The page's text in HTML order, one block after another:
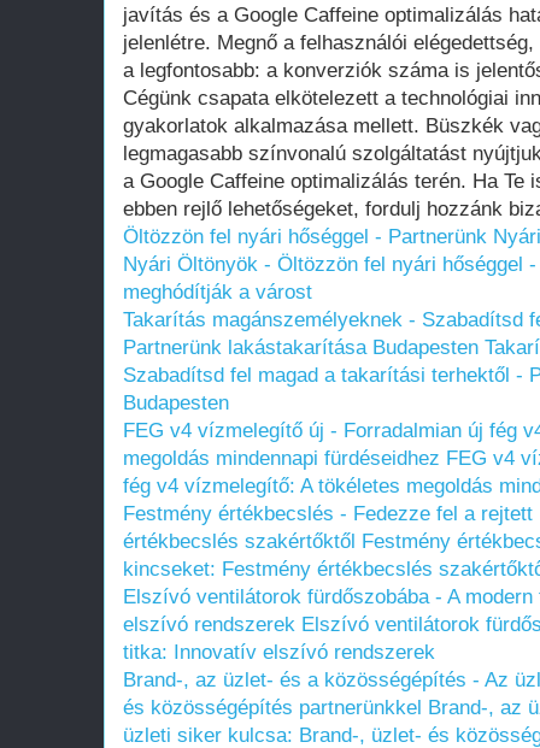
javítás és a Google Caffeine optimalizálás
jelenlétre. Megnő a felhasználói
a legfontosabb: a konverziók száma is
Cégünk csapata elkötelezett a technológiai
gyakorlatok alkalmazása mellett. Büszkék
legmagasabb színvonalú szolgáltatást
a Google Caffeine optimalizálás terén. Ha Te
ebben rejlő lehetőségeket, fordulj hozzánk
Öltözzön fel nyári hőséggel - Partnerünk
Nyári Öltönyök - Öltözzön fel nyári hőséggel
meghódítják a várost
Takarítás magánszemélyeknek - Szabadítsd
Partnerünk lakástakarítása Budapesten
Szabadítsd fel magad a takarítási terhektől -
Budapesten
FEG v4 vízmelegítő új - Forradalmian új fég
megoldás mindennapi fürdéseidhez FEG v4
fég v4 vízmelegítő: A tökéletes megoldás
Festmény értékbecslés - Fedezze fel a
értékbecslés szakértőktől Festmény
kincseket: Festmény értékbecslés
Elszívó ventilátorok fürdőszobába - A
elszívó rendszerek Elszívó ventilátorok
titka: Innovatív elszívó rendszerek
Brand-, az üzlet- és a közösségépítés - Az
és közösségépítés partnerünkkel Brand-, az
üzleti siker kulcsa: Brand-, üzlet- és